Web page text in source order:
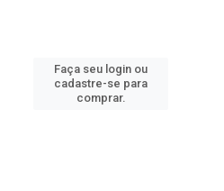
Faça seu login ou
cadastre-se para
comprar.